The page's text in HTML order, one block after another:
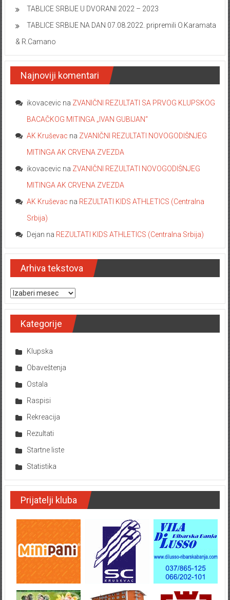
TABLICE SRBIJE U DVORANI 2022 – 2023
TABLICE SRBIJE NA DAN 07.08.2022. pripremili O.Karamata
& R.Camano
Najnoviji komentari
ikovacevic na ZVANIČNI REZULTATI SA PRVOG KLUPSKOG
BACAČKOG MITINGA „IVAN GUBIJAN“
AK Kruševac na ZVANIČNI REZULTATI NOVOGODIŠNJEG
MITINGA AK CRVENA ZVEZDA
ikovacevic na ZVANIČNI REZULTATI NOVOGODIŠNJEG
MITINGA AK CRVENA ZVEZDA
AK Kruševac na REZULTATI KIDS ATHLETICS (Centralna
Srbija)
Dejan na REZULTATI KIDS ATHLETICS (Centralna Srbija)
Arhiva tekstova
Arhiva tekstova
Kategorije
Klupska
Obaveštenja
Ostala
Raspisi
Rekreacija
Rezultati
Startne liste
Statistika
Prijatelji kluba